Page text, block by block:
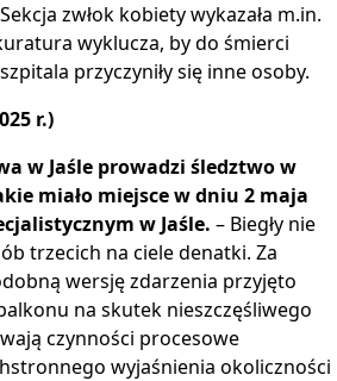
zwłok kobiety wykazała m.in.
wyklucza, by do śmierci
przyczyniły się inne osoby.
r.)
w Jaśle prowadzi śledztwo w
miało miejsce w dniu 2 maja
w Jaśle. – Biegły nie
trzecich na ciele denatki. Za
wersję zdarzenia przyjęto
na skutek nieszczęśliwego
czynności procesowe
wyjaśnienia okoliczności